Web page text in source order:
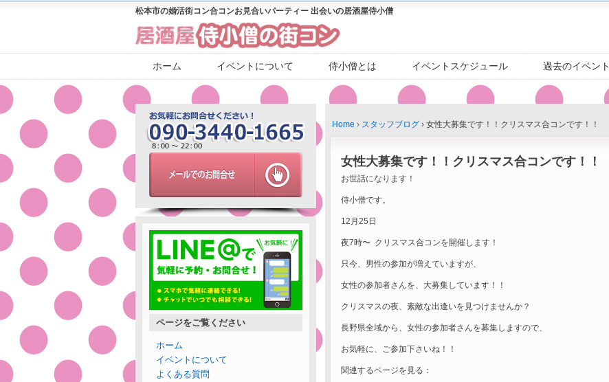
松本市の婚活街コン合コンお見合いパーティー 出会いの居酒屋侍小僧
ホーム イベントについて 侍小僧とは イベントスケジュール 過去のイベント
Home › スタッフブログ › 女性大募集です！！クリスマス合コンです！！
女性大募集です！！クリスマス合コンです！！
お世話になります！
侍小僧です。
12月25日
夜7時〜 クリスマス合コンを開催します！
只今、男性の参加が増えていますが、
女性の参加者さんを、大募集しています！！
クリスマスの夜、素敵な出逢いを見つけませんか？
長野県全域から、女性の参加者さんを募集しますので、
お気軽に、ご参加下さいね！！
関連するページを見る：
ページをご覧ください
ホーム
イベントについて
よくある質問